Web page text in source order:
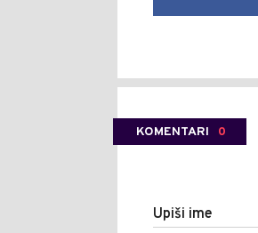
KOMENTARI 0
Upiši ime